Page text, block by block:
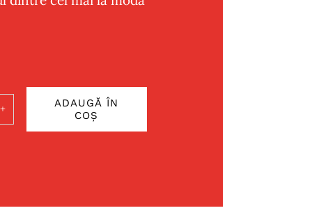
ADAUGĂ ÎN
COȘ